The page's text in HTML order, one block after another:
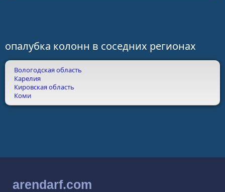
опалубка колонн в соседних регионах
Вологодская область
Карелия
Кировская область
Коми
arendarf.com